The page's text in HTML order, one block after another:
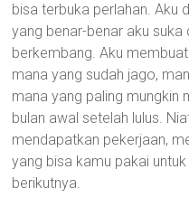
bisa terbuka perlahan. Aku
yang benar-benar aku suka
berkembang. Aku
mana yang sudah jago,
mana yang paling mungkin
bulan awal setelah lulus.
mendapatkan pekerjaan,
yang bisa kamu pakai
berikutnya.